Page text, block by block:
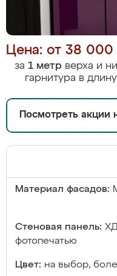
Цена: от 38 000
за 1 метрверха и
гарнитура в длину
Посмотреть акции
Материал фасадов:
Стеновая панель:
фотопечатью
Цвет: на выбор,